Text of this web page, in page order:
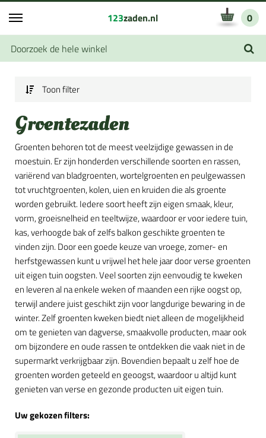
123zaden.nl 0
Toon filter
Groentezaden
Groenten behoren tot de meest veelzijdige gewassen in de
moestuin. Er zijn honderden verschillende soorten en rassen,
variërend van bladgroenten, wortelgroenten en peulgewassen
tot vruchtgroenten, kolen, uien en kruiden die als groente
worden gebruikt. Iedere soort heeft zijn eigen smaak, kleur,
vorm, groeisnelheid en teeltwijze, waardoor er voor iedere tuin,
kas, verhoogde bak of zelfs balkon geschikte groenten te
vinden zijn. Door een goede keuze van vroege, zomer- en
herfstgewassen kunt u vrijwel het hele jaar door verse groenten
uit eigen tuin oogsten. Veel soorten zijn eenvoudig te kweken
en leveren al na enkele weken of maanden een rijke oogst op,
terwijl andere juist geschikt zijn voor langdurige bewaring in de
winter. Zelf groenten kweken biedt niet alleen de mogelijkheid
om te genieten van dagverse, smaakvolle producten, maar ook
om bijzondere en oude rassen te ontdekken die vaak niet in de
supermarkt verkrijgbaar zijn. Bovendien bepaalt u zelf hoe de
groenten worden geteeld en geoogst, waardoor u altijd kunt
genieten van verse en gezonde producten uit eigen tuin.
Uw gekozen filters: